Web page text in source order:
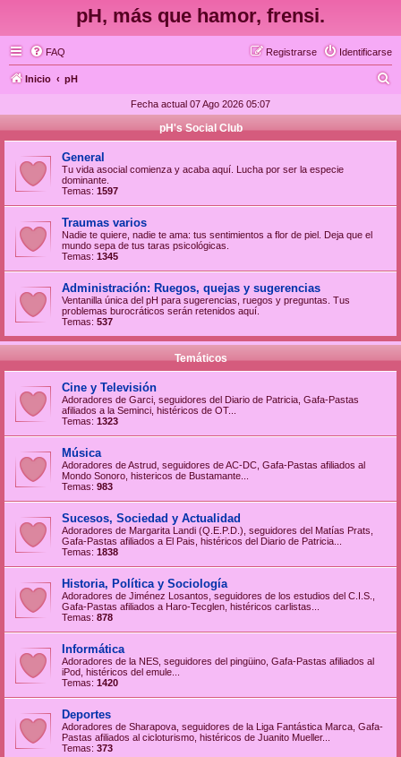
pH, más que hamor, frensi.
FAQ Identificarse
Registrarse
Inicio pH
c
Fecha actual 07 Ago 2026 05:07
pH's Social Club
General
Tu vida asocial comienza y acaba aquí. Lucha por ser la especie
dominante.
Temas: 1597
Traumas varios
Nadie te quiere, nadie te ama: tus sentimientos a flor de piel. Deja que el
mundo sepa de tus taras psicológicas.
Temas: 1345
Administración: Ruegos, quejas y sugerencias
Ventanilla única del pH para sugerencias, ruegos y preguntas. Tus
problemas burocráticos serán retenidos aquí.
Temas: 537
Temáticos
Cine y Televisión
Adoradores de Garci, seguidores del Diario de Patricia, Gafa-Pastas
afiliados a la Seminci, histéricos de OT...
Temas: 1323
Música
Adoradores de Astrud, seguidores de AC-DC, Gafa-Pastas afiliados al
Mondo Sonoro, histericos de Bustamante...
Temas: 983
Sucesos, Sociedad y Actualidad
Adoradores de Margarita Landi (Q.E.P.D.), seguidores del Matías Prats,
Gafa-Pastas afiliados a El Pais, histéricos del Diario de Patricia...
Temas: 1838
Historia, Política y Sociología
Adoradores de Jiménez Losantos, seguidores de los estudios del C.I.S.,
Gafa-Pastas afiliados a Haro-Tecglen, histéricos carlistas...
Temas: 878
Informática
Adoradores de la NES, seguidores del pingüino, Gafa-Pastas afiliados al
iPod, histéricos del emule...
Temas: 1420
Deportes
Adoradores de Sharapova, seguidores de la Liga Fantástica Marca, Gafa-
Pastas afiliados al cicloturismo, histéricos de Juanito Mueller...
Temas: 373